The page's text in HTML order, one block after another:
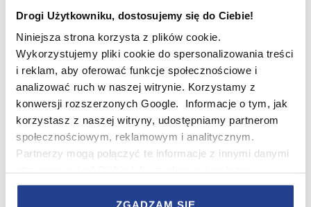
Drogi Użytkowniku, dostosujemy się do Ciebie!
Niniejsza strona korzysta z plików cookie.
Wykorzystujemy pliki cookie do spersonalizowania treści
i reklam, aby oferować funkcje społecznościowe i
analizować ruch w naszej witrynie. Korzystamy z
konwersji rozszerzonych Google. Informacje o tym, jak
korzystasz z naszej witryny, udostępniamy partnerom
społecznościowym, reklamowym i analitycznym.
Partnerzy mogą połączyć te informacje z innymi danymi
korzystania z ich usług.
ZGADZAM SIĘ
wybierać energooszczędne urządzenia, a także unikać
marnowania wody i energii.
Koszty związane z ogrzewaniem